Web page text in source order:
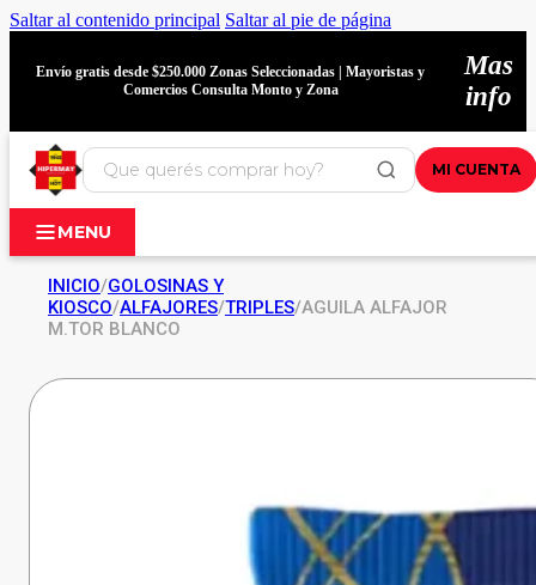
Saltar al contenido principal Saltar al pie de página
Envío gratis desde $250.000 Zonas Seleccionadas | Mayoristas y
Comercios Consulta Monto y Zona
Mas
info
MI CUENTA
MENU
INICIO/GOLOSINAS Y
KIOSCO/ALFAJORES/TRIPLES/AGUILA ALFAJOR
M.TOR BLANCO